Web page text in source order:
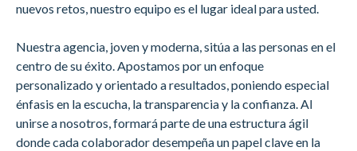
nuevos retos, nuestro equipo es el lugar ideal para usted.
Nuestra agencia, joven y moderna, sitúa a las personas en el
centro de su éxito. Apostamos por un enfoque
personalizado y orientado a resultados, poniendo especial
énfasis en la escucha, la transparencia y la confianza. Al
unirse a nosotros, formará parte de una estructura ágil
donde cada colaborador desempeña un papel clave en la